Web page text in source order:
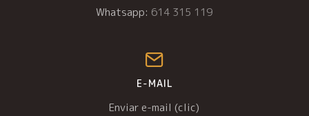
Whatsapp: 614 315 119
E-MAIL
Enviar e-mail (clic)